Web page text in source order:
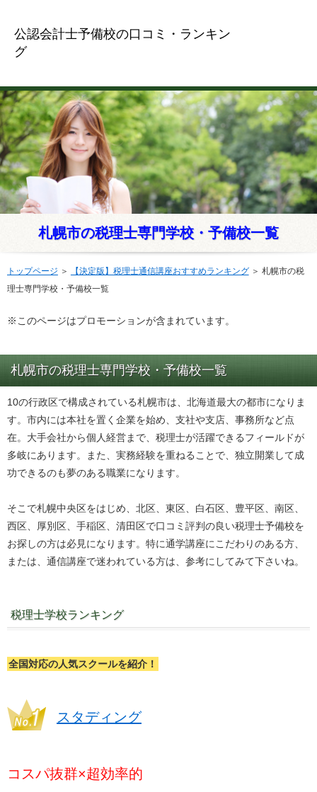
公認会計士予備校の口コミ・ランキン
グ
札幌市の税理士専門学校・予備校一覧
トップページ ＞ 【決定版】税理士通信講座おすすめランキング＞ 札幌市の税
理士専門学校・予備校一覧
※このページはプロモーションが含まれています。
札幌市の税理士専門学校・予備校一覧
10の行政区で構成されている札幌市は、北海道最大の都市になりま
す。市内には本社を置く企業を始め、支社や支店、事務所など点
在。大手会社から個人経営まで、税理士が活躍できるフィールドが
多岐にあります。また、実務経験を重ねることで、独立開業して成
功できるのも夢のある職業になります。
そこで札幌中央区をはじめ、北区、東区、白石区、豊平区、南区、
西区、厚別区、手稲区、清田区で口コミ評判の良い税理士予備校を
お探しの方は必見になります。特に通学講座にこだわりのある方、
または、通信講座で迷われている方は、参考にしてみて下さいね。
税理士学校ランキング
全国対応の人気スクールを紹介！
スタディング
コスパ抜群×超効率的